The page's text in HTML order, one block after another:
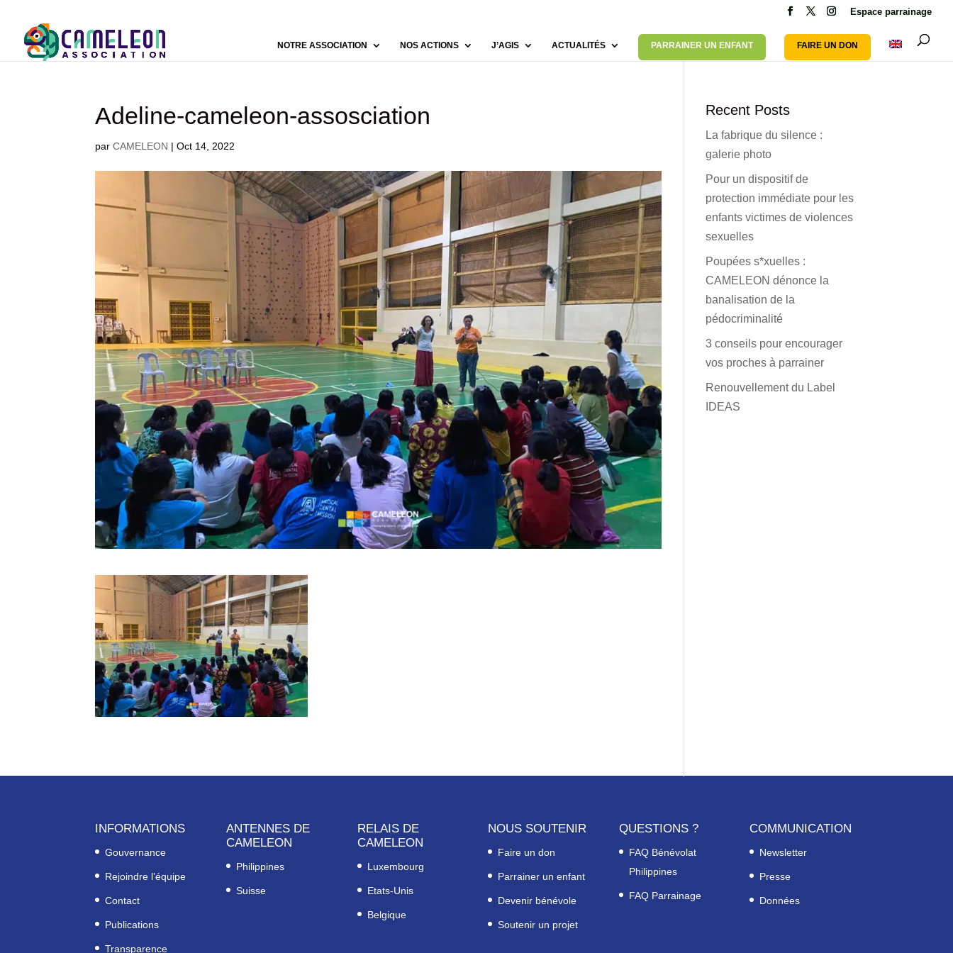
Espace parrainage
NOTRE ASSOCIATION NOS ACTIONS J’AGIS ACTUALITÉS PARRAINER UN ENFANT FAIRE UN DON
Adeline-cameleon-assosciation
parCAMELEON |Oct 14, 2022
Recent Posts
La fabrique du silence :
galerie photo
Pour un dispositif de
protection immédiate pour les
enfants victimes de violences
sexuelles
Poupées s*xuelles :
CAMELEON dénonce la
banalisation de la
pédocriminalité
3 conseils pour encourager
vos proches à parrainer
Renouvellement du Label
IDEAS
INFORMATIONS
Gouvernance
Rejoindre l’équipe
Contact
Publications
Transparence
ANTENNES DE
CAMELEON
Philippines
Suisse
RELAIS DE
CAMELEON
Luxembourg
Etats-Unis
Belgique
NOUS SOUTENIR
Faire un don
Parrainer un enfant
Devenir bénévole
Soutenir un projet
QUESTIONS ?
FAQ Bénévolat
Philippines
FAQ Parrainage
COMMUNICATION
Newsletter
Presse
Données